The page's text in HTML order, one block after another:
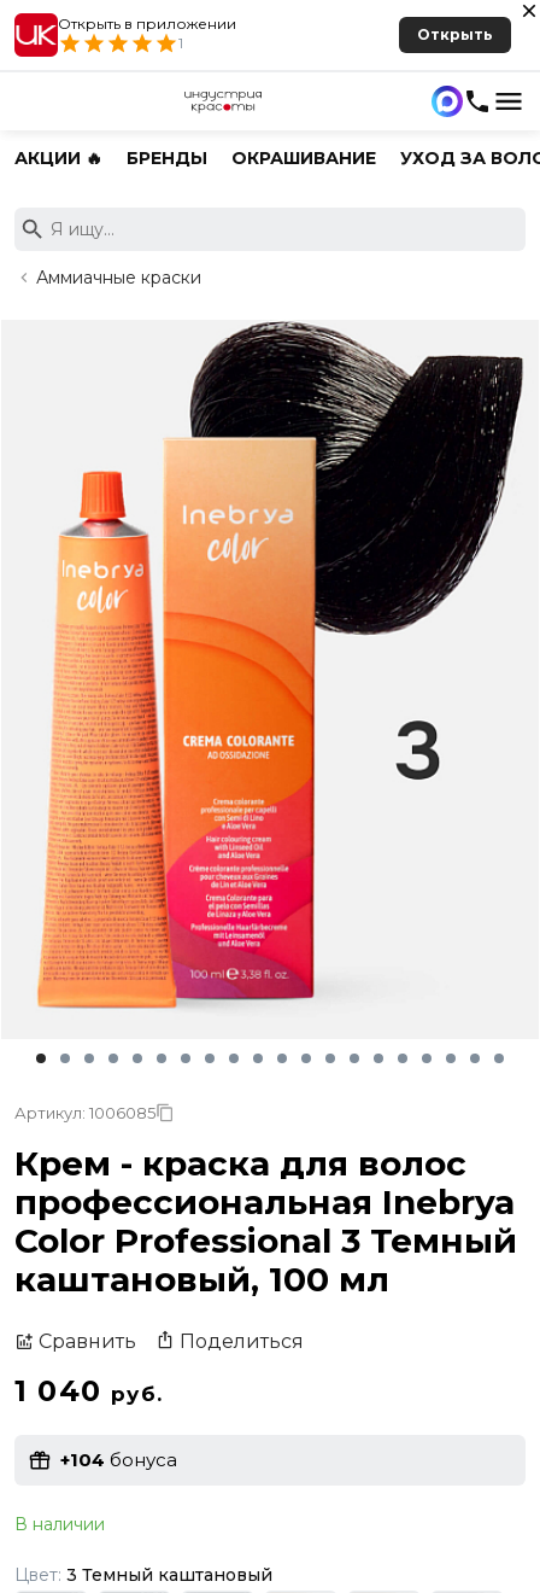
Открыть в приложении
1
Открыть
АКЦИИ 🔥 БРЕНДЫ ОКРАШИВАНИЕ УХОД ЗА
Аммиачные краски
Артикул: 1006085
Крем - краска для волос
профессиональная Inebrya
Color Professional 3 Темный
каштановый, 100 мл
Сравнить Поделиться
1 040 руб.
+104 бонуса
В наличии
Цвет: 3 Темный каштановый